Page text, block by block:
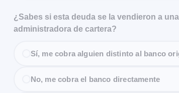
¿Sabes si esta deuda se la vendieron a una
administradora de cartera?
Sí, me cobra alguien distinto al banco
No, me cobra el banco directamente